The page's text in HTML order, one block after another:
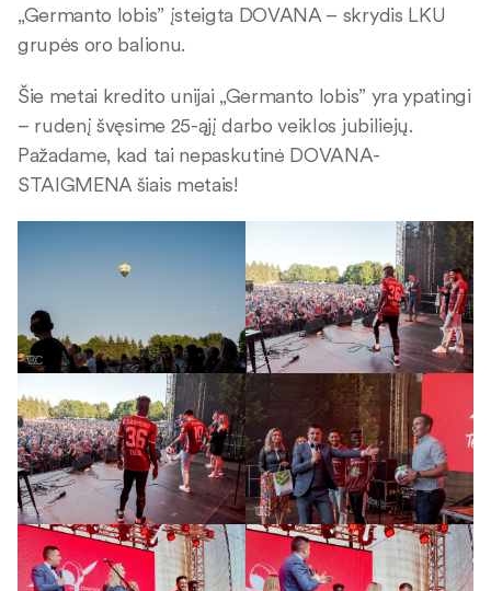
„Germanto lobis” įsteigta DOVANA – skrydis LKU
grupės oro balionu.
Šie metai kredito unijai „Germanto lobis” yra ypatingi
– rudenį švęsime 25-ąjį darbo veiklos jubiliejų.
Pažadame, kad tai nepaskutinė DOVANA-
STAIGMENA šiais metais!